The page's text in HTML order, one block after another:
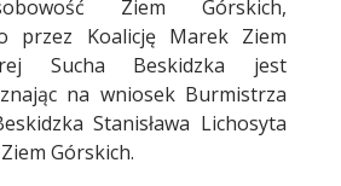
Ziem Górskich,
przez Koalicję Marek Ziem
Sucha Beskidzka jest
na wniosek Burmistrza
Stanisława Lichosyta
Górskich.